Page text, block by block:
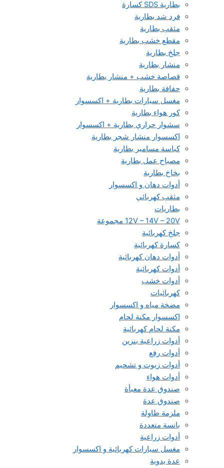
بطارية SDS كسارة
فرد شد بطارية
مثقب بطارية
مقطع خشب بطارية
جلخ بطارية
منشار بطارية
قصاصة خشب + منشار بطارية
حفافة بطارية
مغسل سيارات بطارية + اكسسوار
كور هواء بطارية
سشوار حراري بطارية + اكسسوار
اكسسوار منشار شجر بطارية
كباسة مسامير بطارية
مصباح عمل بطارية
بخاخ بطارية
أدوات دهان و اكسسوار
مثقب كهربائي
بطاريات
12V – 14V – 20V مجموعة
جلخ كهربائية
كسارة كهربائية
أدوات دهان كهربائية
أدوات كهربائية
أدوات خشب
كهربائيات
مضخة مياه و اكسسوار
اكسسوار مكنة لحام
مكنة لحام كهربائية
أدوات زراعية بنزين
أدوات رفع
أدوات زيوت و تشحيم
أدوات هواء
صندوق عدة معبأة
صندوق عدة
ملزمة طاولة
بانسة متعددة
أدوات زراعية
مغسل سيارات كهربائية و اكسسوار
عدة يدوية